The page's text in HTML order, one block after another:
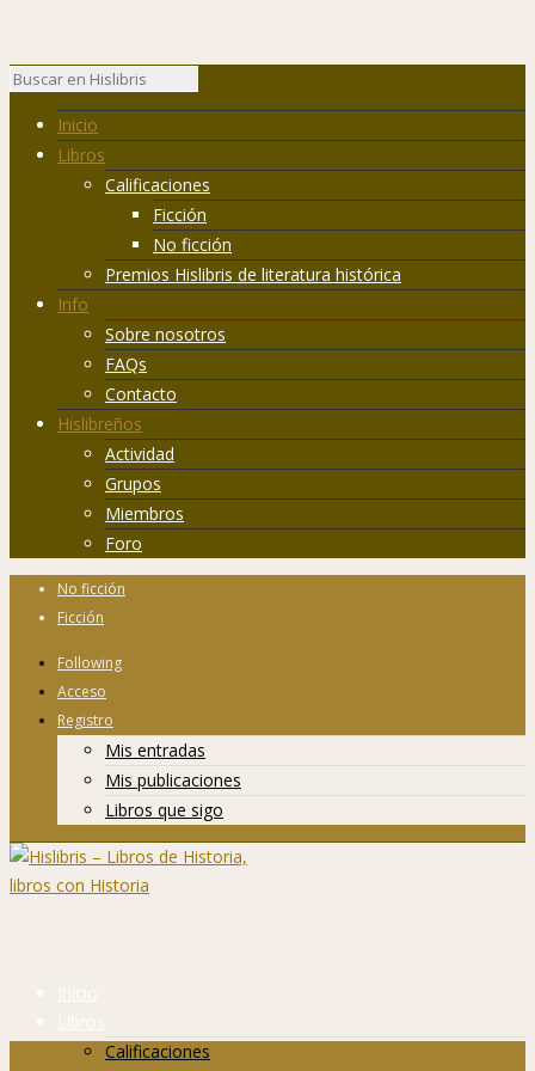
Inicio
Libros
Calificaciones
Ficción
No ficción
Premios Hislibris de literatura histórica
Info
Sobre nosotros
FAQs
Contacto
Hislibreños
Actividad
Grupos
Miembros
Foro
No ficción
Ficción
Following
Acceso
Registro
Mis entradas
Mis publicaciones
Libros que sigo
Inicio
Libros
Calificaciones